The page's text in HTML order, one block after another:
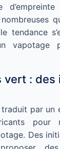
tendance
vapotage
vert : des
par un
pour
Des